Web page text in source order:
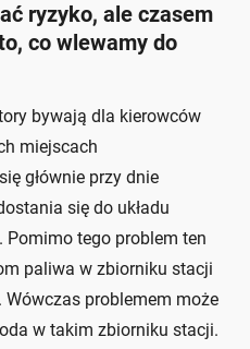
ryzyko, ale czasem
co wlewamy do
bywają dla kierowców
miejscach
głównie przy dnie
się do układu
tego problem ten
paliwa w zbiorniku stacji
problemem może
w takim zbiorniku stacji.